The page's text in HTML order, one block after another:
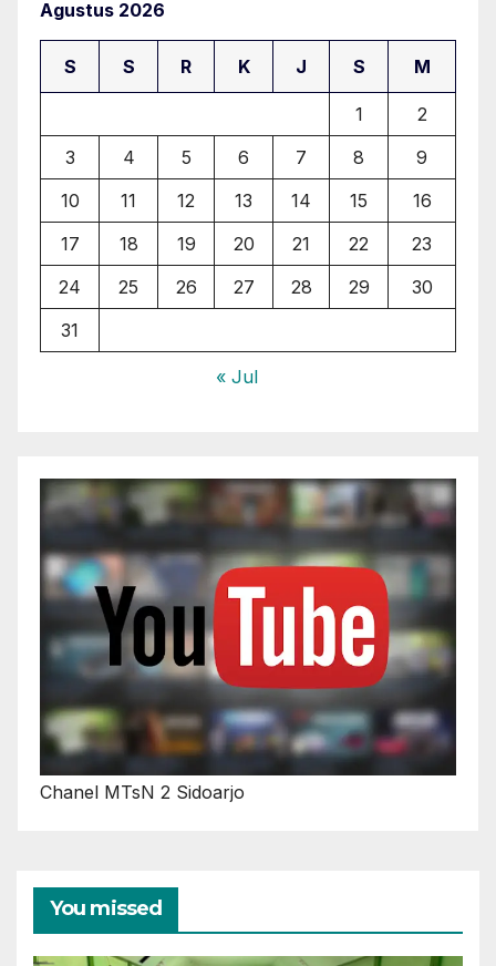
Agustus 2026
S S R K J S M
1
2
3
4 5 6 7 8
9
10
11 12 13 14 15
16
17
18 19 20 21 22
23
24
25 26 27 28 29
30
31
« Jul
Chanel MTsN 2 Sidoarjo
You missed